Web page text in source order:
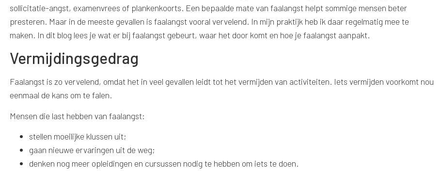
sollicitatie-angst, examenvrees of plankenkoorts. Een bepaalde mate van faalangst helpt sommige mensen beter
presteren. Maar in de meeste gevallen is faalangst vooral vervelend. In mijn praktijk heb ik daar regelmatig mee te
maken. In dit blog lees je wat er bij faalangst gebeurt, waar het door komt en hoe je faalangst aanpakt.
Vermijdingsgedrag
Faalangst is zo vervelend, omdat het in veel gevallen leidt tot het vermijden van activiteiten. Iets vermijden voorkomt nou
eenmaal de kans om te falen.
Mensen die last hebben van faalangst:
stellen moeilijke klussen uit;
gaan nieuwe ervaringen uit de weg;
denken nog meer opleidingen en cursussen nodig te hebben om iets te doen.